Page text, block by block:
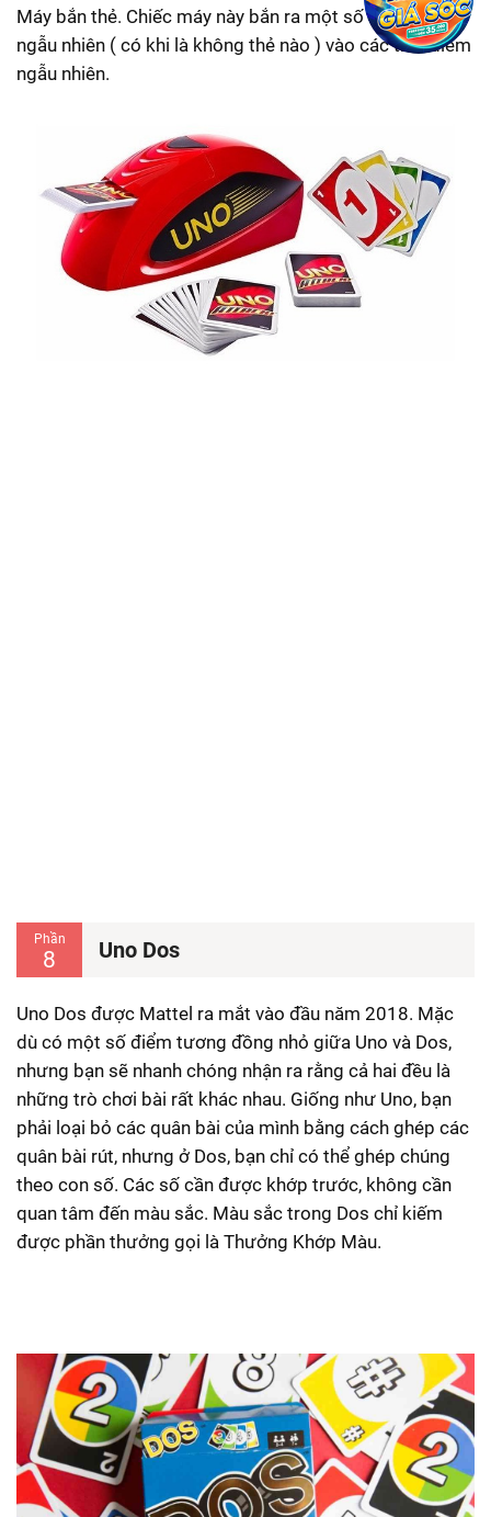
Máy bắn thẻ. Chiếc máy này bắn ra một số lượng thẻ
ngẫu nhiên ( có khi là không thẻ nào ) vào các thời điểm
ngẫu nhiên.
Phần
8 Uno Dos
Uno Dos được Mattel ra mắt vào đầu năm 2018. Mặc
dù có một số điểm tương đồng nhỏ giữa Uno và Dos,
nhưng bạn sẽ nhanh chóng nhận ra rằng cả hai đều là
những trò chơi bài rất khác nhau. Giống như Uno, bạn
phải loại bỏ các quân bài của mình bằng cách ghép các
quân bài rút, nhưng ở Dos, bạn chỉ có thể ghép chúng
theo con số. Các số cần được khớp trước, không cần
quan tâm đến màu sắc. Màu sắc trong Dos chỉ kiếm
được phần thưởng gọi là Thưởng Khớp Màu.